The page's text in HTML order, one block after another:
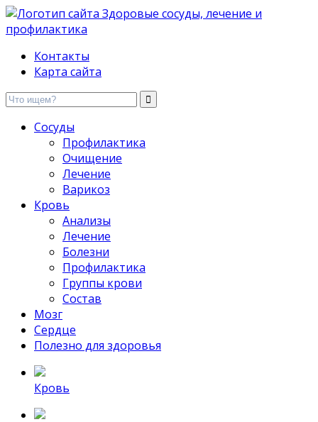
Здоровые сосуды, лечение и профилактика
Контакты
Карта сайта
Сосуды
Профилактика
Очищение
Лечение
Варикоз
Кровь
Анализы
Лечение
Болезни
Профилактика
Группы крови
Состав
Мозг
Сердце
Полезно для здоровья
Кровь